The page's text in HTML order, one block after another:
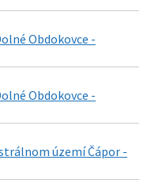
Obdokovce -
Obdokovce -
území Čápor -